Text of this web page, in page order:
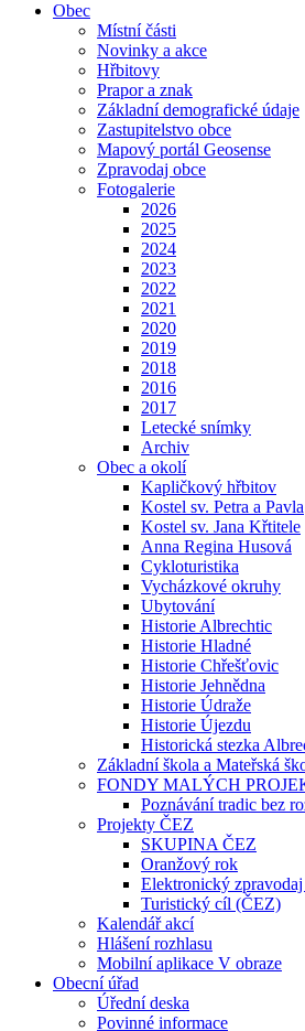
Obec
Místní části
Novinky a akce
Hřbitovy
Prapor a znak
Základní demografické údaje
Zastupitelstvo obce
Mapový portál Geosense
Zpravodaj obce
Fotogalerie
2026
2025
2024
2023
2022
2021
2020
2019
2018
2016
2017
Letecké snímky
Archiv
Obec a okolí
Kapličkový hřbitov
Kostel sv. Petra a Pavla
Kostel sv. Jana Křtitele
Anna Regina Husová
Cykloturistika
Vycházkové okruhy
Ubytování
Historie Albrechtic
Historie Hladné
Historie Chřešťovic
Historie Jehnědna
Historie Údraže
Historie Újezdu
Historická stezka
Základní škola a Mateřská
FONDY MALÝCH
Poznávání tradic bez
Projekty ČEZ
SKUPINA ČEZ
Oranžový rok
Elektronický
Turistický cíl (ČEZ)
Kalendář akcí
Hlášení rozhlasu
Mobilní aplikace V obraze
Obecní úřad
Úřední deska
Povinné informace